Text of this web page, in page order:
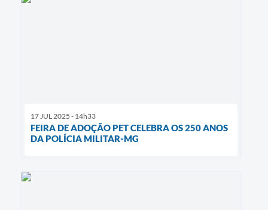
17 JUL 2025 - 14h33
FEIRA DE ADOÇÃO PET CELEBRA OS 250 ANOS
DA POLÍCIA MILITAR-MG